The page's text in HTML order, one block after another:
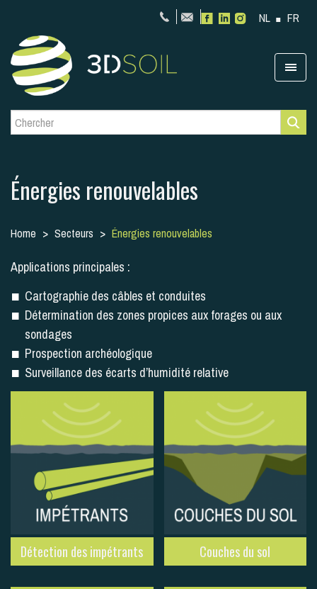
NL FR
Énergies renouvelables
Home Secteurs Énergies renouvelables
Applications principales :
Cartographie des câbles et conduites
Détermination des zones propices aux forages ou aux
sondages
Prospection archéologique
Surveillance des écarts d’humidité relative
Détection des impétrants Couches du sol